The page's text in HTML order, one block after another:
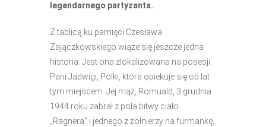
legendarnego partyzanta.
Z tablicą ku pamięci Czesława
Zajączkowskiego wiąże się jeszcze jedna
historia. Jest ona zlokalizowana na posesji
Pani Jadwigi, Polki, która opiekuje się od lat
tym miejscem. Jej mąż, Romuald, 3 grudnia
1944 roku zabrał z pola bitwy ciało
„Ragnera” i jednego z żołnierzy na furmankę,